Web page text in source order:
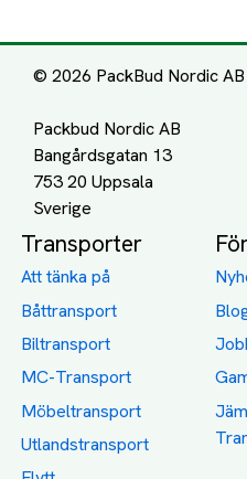
© 2026 PackBud Nordic AB
Packbud Nordic AB
Bangårdsgatan 13
753 20 Uppsala
Transporter
Att tänka på
Båttransport
Biltransport
MC-Transport
Möbeltransport
Utlandstransport